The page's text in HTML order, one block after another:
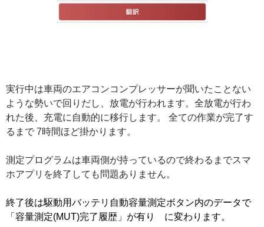
実行中は車両のエアコンコンプレッサーが聞いたことない
ような勢いで回りだし、放電が行われます。全放電が行わ
れた後、充電に自動的に移行します。 全ての作業が完了す
るまで 7時間ほど掛かります。
測定プログラムは車両側が持っているので終わるまでスマ
ホアプリを終了しても問題ありません。
終了後は駆動用バッテリ自動容量測定ボタン内のデータで
「容量測定(MUT)完了履歴」が有り に変わります。